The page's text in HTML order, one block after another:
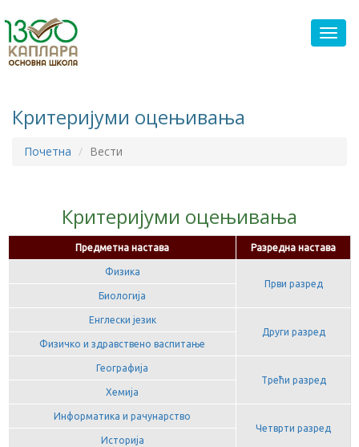
Критеријуми оцењивања
Почетна Вести
Критеријуми оцењивања
Предметна настава Разредна настава
Физика
Први разред
Биологија
Енглески језик
Други разред
Физичко и здравствено васпитање
Географија
Трећи разред
Хемија
Информатика и рачунарство
Четврти разред
Историја